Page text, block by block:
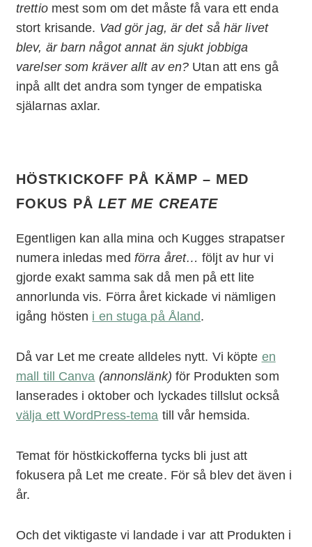
trettiomest som om det måste få vara ett enda
stort krisande. Vad gör jag, är det så här livet
blev, är barn något annat än sjukt jobbiga
varelser som kräver allt av en? Utan att ens gå
inpå allt det andra som tynger de empatiska
själarnas axlar.
HÖSTKICKOFF PÅ KÄMP – MED
FOKUS PÅ LET ME CREATE
Egentligen kan alla mina och Kugges strapatser
numera inledas med förra året…följt av hur vi
gjorde exakt samma sak då men på ett lite
annorlunda vis. Förra året kickade vi nämligen
igång hösten i en stuga på Åland.
Då var Let me create alldeles nytt. Vi köpte en
mall till Canva (annonslänk) för Produkten som
lanserades i oktober och lyckades tillslut också
välja ett WordPress-tema till vår hemsida.
Temat för höstkickofferna tycks bli just att
fokusera på Let me create. För så blev det även i
år.
Och det viktigaste vi landade i var att Produkten i